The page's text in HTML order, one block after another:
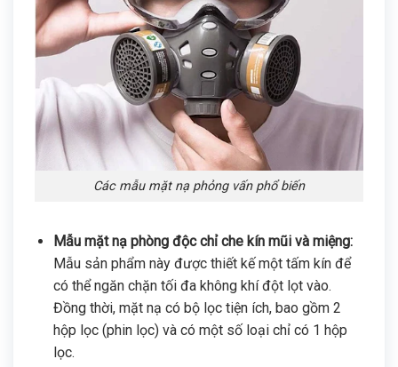
Các mẫu mặt nạ phỏng vấn phổ biến
Mẫu mặt nạ phòng độc chỉ che kín mũi và miệng:
Mẫu sản phẩm này được thiết kế một tấm kín để
có thể ngăn chặn tối đa không khí đột lọt vào.
Đồng thời, mặt nạ có bộ lọc tiện ích, bao gồm 2
hộp lọc (phin lọc) và có một số loại chỉ có 1 hộp
lọc.